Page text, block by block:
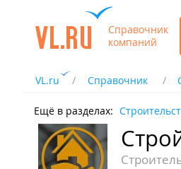
Справочник
компаний
VL.ru Справочник
Ещё в разделах: